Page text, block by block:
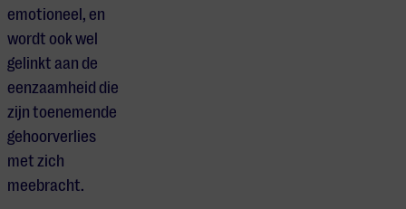
emotioneel, en
wordt ook wel
gelinkt aan de
eenzaamheid die
zijn toenemende
gehoorverlies
met zich
meebracht.